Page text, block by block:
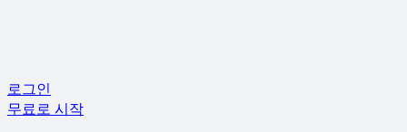
로그인
무료로 시작